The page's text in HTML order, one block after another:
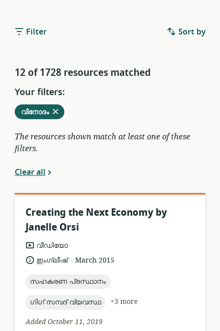
Filter Sort by
12 of 1728 resources matched
Your filters:
Remove
വിനോദംfrom
current
The resources shown match at least one of these
filters.
Clear all
Creating the Next Economy by
Janelle Orsi
resource
format:
വീഡിയോ
language:
ഇംഗ്ലീഷ് .
dateMarch 2015
topic:
സഹകരണ പ്രസ്ഥാനം
topic:
ഗിഗ് സമ്പദ് വ്യവസ്ഥ
+3 more
Added October 11, 2019